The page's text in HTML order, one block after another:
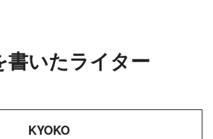
書いたライター
KYOKO